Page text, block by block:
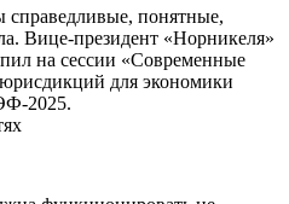
понятные,
Вице-президент «Норникеля»
на сессии «Современные
для экономики
2025.